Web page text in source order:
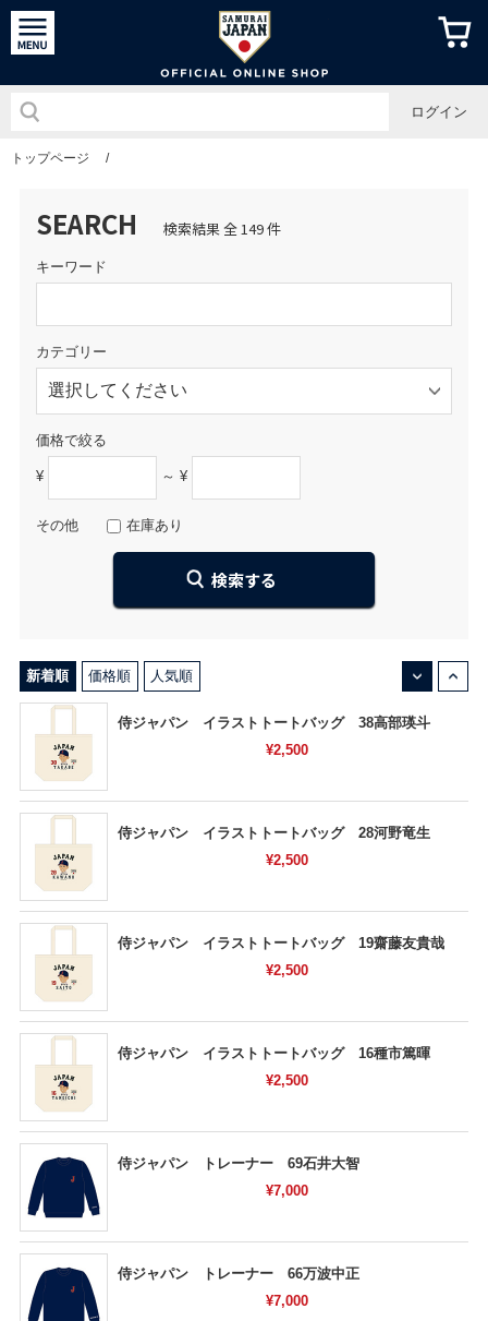
侍ジャパ
ログイン
トップページ /
SEARCH 検索結果 全 149 件
キーワード
カテゴリー
価格で絞る
¥ ～ ¥
その他 在庫あり
新着順 価格順 人気順
侍ジャパン イラストトートバッグ 38高部瑛斗
¥2,500
侍ジャパン イラストトートバッグ 28河野竜生
¥2,500
侍ジャパン イラストトートバッグ 19齋藤友貴哉
¥2,500
侍ジャパン イラストトートバッグ 16種市篤暉
¥2,500
侍ジャパン トレーナー 69石井大智
¥7,000
侍ジャパン トレーナー 66万波中正
¥7,000